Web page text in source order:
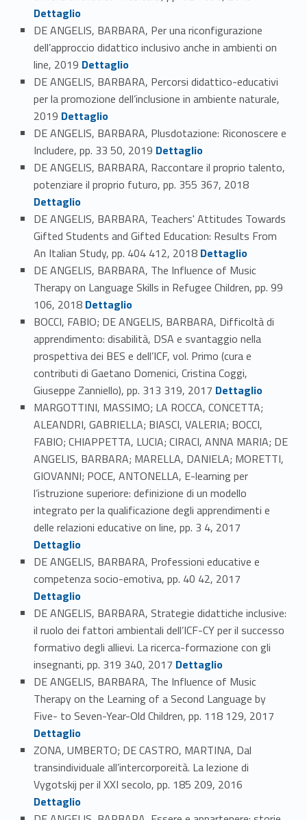
Dettaglio
DE ANGELIS, BARBARA, Per una riconfigurazione
dell’approccio didattico inclusivo anche in ambienti on
line, 2019 Link identifier #identifier_person_39670-74
Dettaglio
DE ANGELIS, BARBARA, Percorsi didattico-educativi
per la promozione dell’inclusione in ambiente naturale,
2019 Link identifier #identifier_person_45948-75
Dettaglio
DE ANGELIS, BARBARA, Plusdotazione: Riconoscere e
Includere, pp. 33 50, 2019 Link identifier #identifier_person_183980-76
Dettaglio
DE ANGELIS, BARBARA, Raccontare il proprio talento,
potenziare il proprio futuro, pp. 355 367, 2018Link identifier #identifier_person_12017-77
Dettaglio
DE ANGELIS, BARBARA, Teachers' Attitudes Towards
Gifted Students and Gifted Education: Results From
An Italian Study, pp. 404 412, 2018 Link identifier #identifier_person_9088-78
Dettaglio
DE ANGELIS, BARBARA, The Influence of Music
Therapy on Language Skills in Refugee Children, pp. 99
106, 2018 Link identifier #identifier_person_12699-79
Dettaglio
BOCCI, FABIO; DE ANGELIS, BARBARA, Difficoltà di
apprendimento: disabilità, DSA e svantaggio nella
prospettiva dei BES e dell’ICF, vol. Primo (cura e
contributi di Gaetano Domenici, Cristina Coggi,
Giuseppe Zanniello), pp. 313 319, 2017 Link identifier #identifier_person_166455-80
Dettaglio
MARGOTTINI, MASSIMO; LA ROCCA, CONCETTA;
ALEANDRI, GABRIELLA; BIASCI, VALERIA; BOCCI,
FABIO; CHIAPPETTA, LUCIA; CIRACI, ANNA MARIA; DE
ANGELIS, BARBARA; MARELLA, DANIELA; MORETTI,
GIOVANNI; POCE, ANTONELLA, E-learning per
l’istruzione superiore: definizione di un modello
integrato per la qualificazione degli apprendimenti e
delle relazioni educative on line, pp. 3 4, 2017
Dettaglio
DE ANGELIS, BARBARA, Professioni educative e
competenza socio-emotiva, pp. 40 42, 2017
Dettaglio
DE ANGELIS, BARBARA, Strategie didattiche inclusive:
il ruolo dei fattori ambientali dell’ICF-CY per il successo
formativo degli allievi. La ricerca-formazione con gli
insegnanti, pp. 319 340, 2017 Link identifier #identifier_person_187830-83
Dettaglio
DE ANGELIS, BARBARA, The Influence of Music
Therapy on the Learning of a Second Language by
Five- to Seven-Year-Old Children, pp. 118 129, 2017
Dettaglio
ZONA, UMBERTO; DE CASTRO, MARTINA, Dal
transindividuale all’intercorporeità. La lezione di
Vygotskij per il XXI secolo, pp. 185 209, 2016
Dettaglio